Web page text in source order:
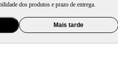
dos produtos e prazo de entrega.
Mais tarde
/ Jogo de Roleta Girou Bebeu